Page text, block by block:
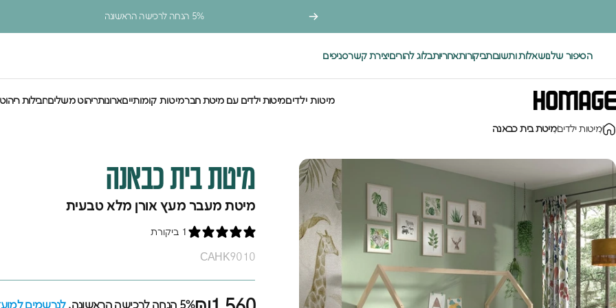
5% הנחה לרכישה הראשונה
הסיפור שלנושאלות ותשובותביקורותאחריותבלוג להוריםיצירת קשרסניפים
Homage Design
מיטות ילדיםמיטות ילדים עם מיטת חברמיטות קומותייםארונותריהוט משליםחבילות
מיטות ילדיםמיטת בית כבאנה
מיטתביתכבאנה
מיטת מעבר מעץ אורן מלא טבעית
1 ביקורת
CAHK9010